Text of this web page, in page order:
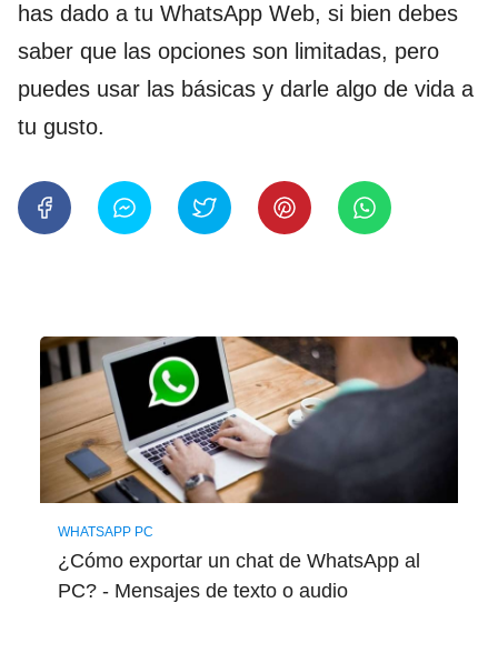
has dado a tu WhatsApp Web, si bien debes
saber que las opciones son limitadas, pero
puedes usar las básicas y darle algo de vida a
tu gusto.
WHATSAPP PC
¿Cómo exportar un chat de WhatsApp al
PC? - Mensajes de texto o audio